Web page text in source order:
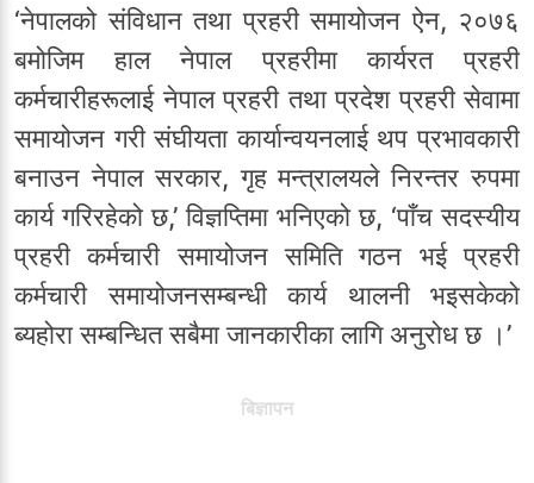
‘नेपालको संविधान तथा प्रहरी समायोजन ऐन, २०७६
बमोजिम हाल नेपाल प्रहरीमा कार्यरत प्रहरी
कर्मचारीहरूलाई नेपाल प्रहरी तथा प्रदेश प्रहरी सेवामा
समायोजन गरी संघीयता कार्यान्वयनलाई थप प्रभावकारी
बनाउन नेपाल सरकार, गृह मन्त्रालयले निरन्तर रुपमा
कार्य गरिरहेको छ,’ विज्ञप्तिमा भनिएको छ, ‘पाँच सदस्यीय
प्रहरी कर्मचारी समायोजन समिति गठन भई प्रहरी
कर्मचारी समायोजनसम्बन्धी कार्य थालनी भइसकेको
ब्यहोरा सम्बन्धित सबैमा जानकारीका लागि अनुरोध छ ।’
बिज्ञापन